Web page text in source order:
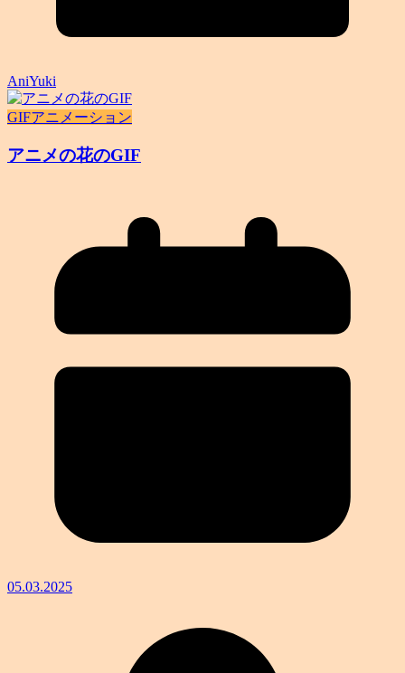
AniYuki
GIFアニメーション
アニメの花のGIF
05.03.2025